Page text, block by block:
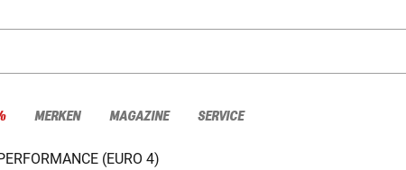
MERKEN MAGAZINE SERVICE
(EURO 4)